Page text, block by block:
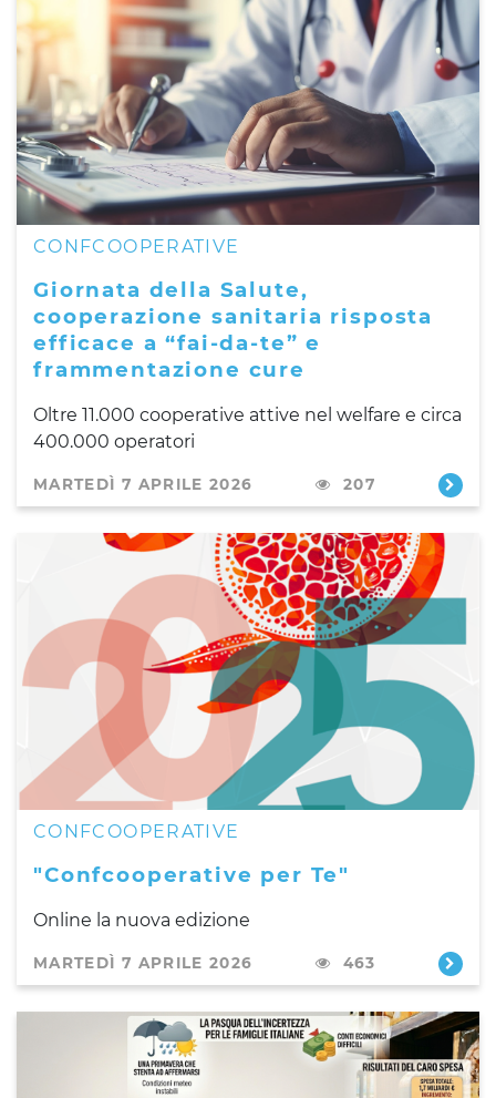
CONFCOOPERATIVE
Giornata della Salute,
cooperazione sanitaria risposta
efficace a “fai-da-te” e
frammentazione cure
Oltre 11.000 cooperative attive nel welfare e circa
400.000 operatori
MARTEDÌ 7 APRILE 2026 207
CONFCOOPERATIVE
"Confcooperative per Te"
Online la nuova edizione
MARTEDÌ 7 APRILE 2026 463